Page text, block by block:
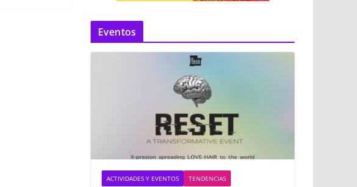
Eventos
ACTIVIDADES Y EVENTOS TENDENCIAS